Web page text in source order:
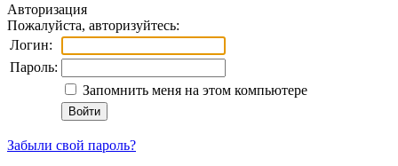
Авторизация
Пожалуйста, авторизуйтесь:
Логин:
Пароль:
Запомнить меня на этом компьютере
Забыли свой пароль?